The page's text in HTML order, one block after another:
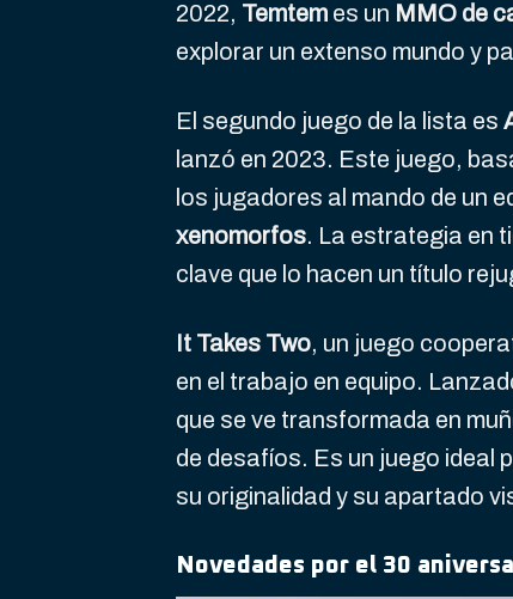
2022, Temtem es un MMO de
explorar un extenso mundo y
El segundo juego de la lista es
lanzó en 2023. Este juego,
los jugadores al mando de un
xenomorfos. La estrategia en
clave que lo hacen un título
It Takes Two, un juego
en el trabajo en equipo.
que se ve transformada en
de desafíos. Es un juego ideal
su originalidad y su apartado
Novedades por el 30